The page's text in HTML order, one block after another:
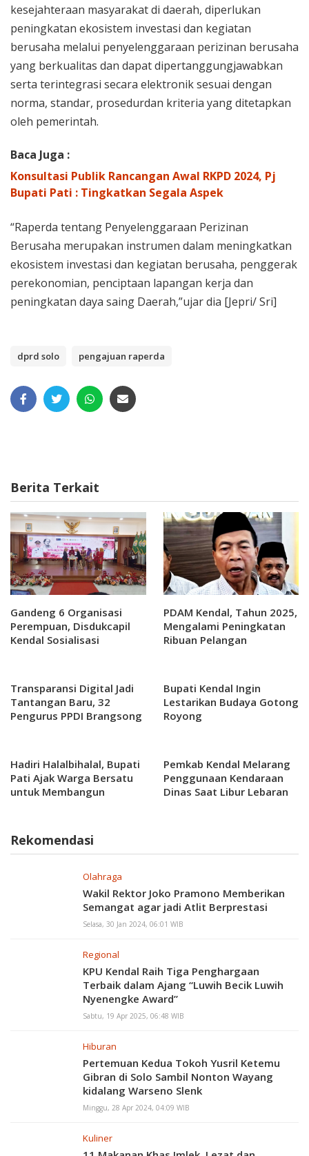
kesejahteraan masyarakat di daerah, diperlukan
peningkatan ekosistem investasi dan kegiatan
berusaha melalui penyelenggaraan perizinan berusaha
yang berkualitas dan dapat dipertanggungjawabkan
serta terintegrasi secara elektronik sesuai dengan
norma, standar, prosedurdan kriteria yang ditetapkan
oleh pemerintah.
Baca Juga :
Konsultasi Publik Rancangan Awal RKPD 2024, Pj
Bupati Pati : Tingkatkan Segala Aspek
“Raperda tentang Penyelenggaraan Perizinan
Berusaha merupakan instrumen dalam meningkatkan
ekosistem investasi dan kegiatan berusaha, penggerak
perekonomian, penciptaan lapangan kerja dan
peningkatan daya saing Daerah,”ujar dia [Jepri/ Sri]
dprd solo pengajuan raperda
Berita Terkait
Gandeng 6 Organisasi
Perempuan, Disdukcapil
Kendal Sosialisasi
PDAM Kendal, Tahun 2025,
Mengalami Peningkatan
Ribuan Pelangan
Transparansi Digital Jadi
Tantangan Baru, 32
Pengurus PPDI Brangsong
Bupati Kendal Ingin
Lestarikan Budaya Gotong
Royong
Hadiri Halalbihalal, Bupati
Pati Ajak Warga Bersatu
untuk Membangun
Pemkab Kendal Melarang
Penggunaan Kendaraan
Dinas Saat Libur Lebaran
Rekomendasi
Olahraga
Wakil Rektor Joko Pramono Memberikan
Semangat agar jadi Atlit Berprestasi
Selasa, 30 Jan 2024, 06:01 WIB
Regional
KPU Kendal Raih Tiga Penghargaan
Terbaik dalam Ajang “Luwih Becik Luwih
Nyenengke Award”
Sabtu, 19 Apr 2025, 06:48 WIB
Hiburan
Pertemuan Kedua Tokoh Yusril Ketemu
Gibran di Solo Sambil Nonton Wayang
kidalang Warseno Slenk
Minggu, 28 Apr 2024, 04:09 WIB
Kuliner